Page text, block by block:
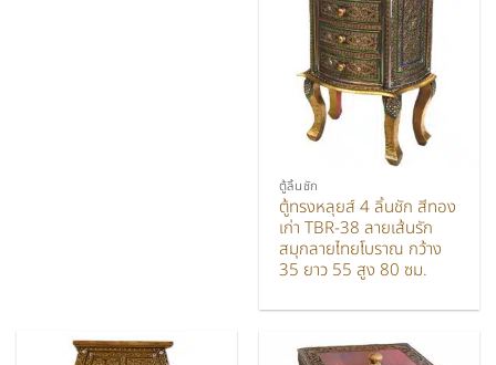
ตู้ลิ้นชัก
ตู้ทรงหลุยส์ 4 ลิ้นชัก สีทอง
เก่า TBR-38 ลายเส้นรัก
สมุกลายไทยโบราณ กว้าง
35 ยาว 55 สูง 80 ซม.